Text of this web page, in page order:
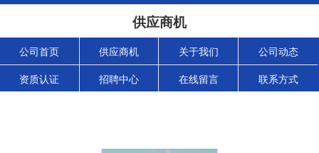
供应商机
公司首页 供应商机 关于我们 公司动态
资质认证 招聘中心 在线留言 联系方式